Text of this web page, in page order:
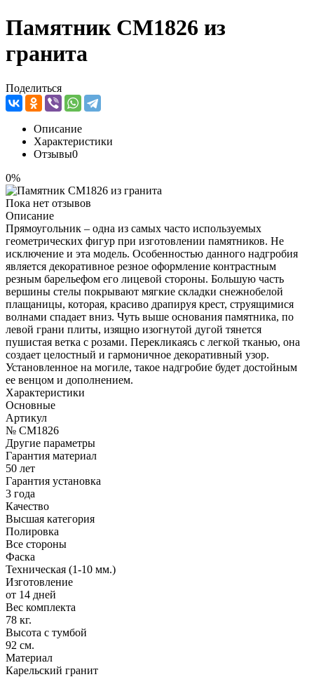
Памятник CM1826 из
гранита
Поделиться
Описание
Характеристики
Отзывы0
0%
Пока нет отзывов
Описание
Прямоугольник – одна из самых часто используемых
геометрических фигур при изготовлении памятников. Не
исключение и эта модель. Особенностью данного надгробия
является декоративное резное оформление контрастным
резным барельефом его лицевой стороны. Большую часть
вершины стелы покрывают мягкие складки снежнобелой
плащаницы, которая, красиво драпируя крест, струящимися
волнами спадает вниз. Чуть выше основания памятника, по
левой грани плиты, изящно изогнутой дугой тянется
пушистая ветка с розами. Перекликаясь с легкой тканью, она
создает целостный и гармоничное декоративный узор.
Установленное на могиле, такое надгробие будет достойным
ее венцом и дополнением.
Характеристики
Основные
Артикул
№ CM1826
Другие параметры
Гарантия материал
50 лет
Гарантия установка
3 года
Качество
Высшая категория
Полировка
Все стороны
Фаска
Техническая (1-10 мм.)
Изготовление
от 14 дней
Вес комплекта
78 кг.
Высота с тумбой
92 см.
Материал
Карельский гранит